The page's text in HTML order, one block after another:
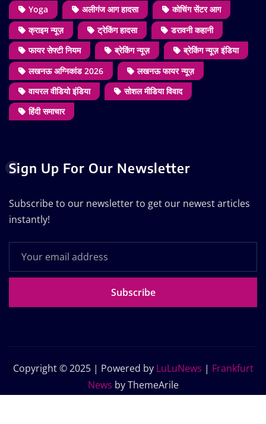
Yoga
अलीगंज आग हादसा
कोचिंग सेंटर आग
क्राइम न्यूज़
ट्रेकिंग हादसा
डरावनी कहानी
फायर सेफ्टी नियम
ब्रेकिंग न्यूज़
ब्रेकिंग न्यूज़ इंडिया
लखनऊ अग्निकांड 2026
लखनऊ फायर न्यूज़
वायरल वीडियो इंडिया
सोशल मीडिया विवाद
हिंदी समाचार
Sign Up For Our Newsletter
Subscribe to our newsletter to get our newest articles
instantly!
Subscribe
Copyright © 2025 | Powered by LuLuNews | Frankfurt
News by ThemeArile